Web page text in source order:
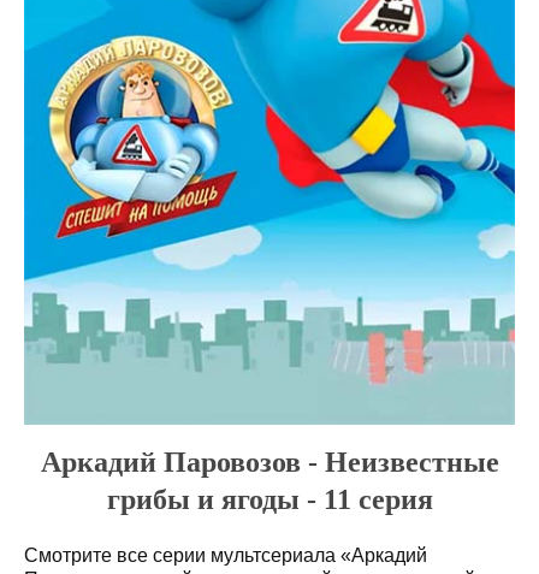
Аркадий Паровозов - Неизвестные
грибы и ягоды - 11 серия
Смотрите все серии мультсериала «Аркадий